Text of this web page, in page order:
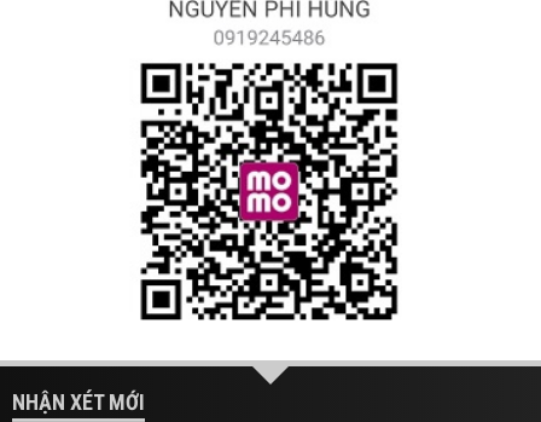
NHẬN XÉT MỚI